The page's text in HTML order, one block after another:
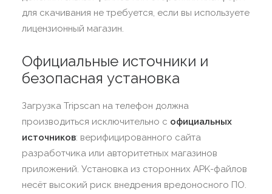
для скачивания не требуется, если вы используете
лицензионный магазин.
Официальные источники и
безопасная установка
Загрузка Tripscan на телефон должна
производиться исключительно с официальных
источников: верифицированного сайта
разработчика или авторитетных магазинов
приложений. Установка из сторонних APK-файлов
несёт высокий риск внедрения вредоносного ПО.